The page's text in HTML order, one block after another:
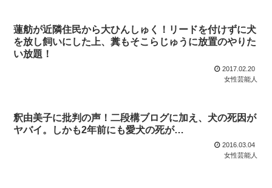
蓮舫が近隣住民から大ひんしゅく！リードを付けずに犬
を放し飼いにした上、糞もそこらじゅうに放置のやりた
い放題！
2017.02.20
女性芸能人
釈由美子に批判の声！二段構ブログに加え、犬の死因が
ヤバイ。しかも2年前にも愛犬の死が…
2016.03.04
女性芸能人